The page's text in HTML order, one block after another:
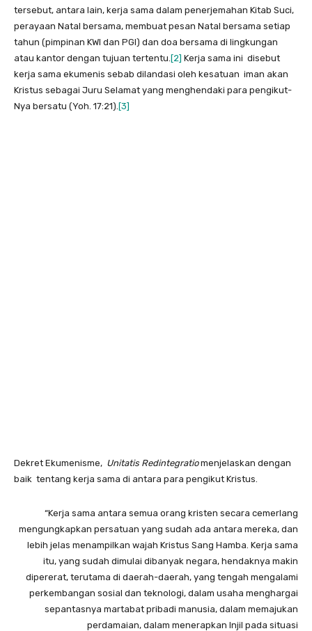
tersebut, antara lain, kerja sama dalam penerjemahan Kitab Suci,
perayaan Natal bersama, membuat pesan Natal bersama setiap
tahun (pimpinan KWI dan PGI) dan doa bersama di lingkungan
atau kantor dengan tujuan tertentu. [2] Kerja sama ini disebut
kerja sama ekumenis sebab dilandasi oleh kesatuan iman akan
Kristus sebagai Juru Selamat yang menghendaki para pengikut-
Nya bersatu (Yoh. 17:21). [3]
Dekret Ekumenisme, Unitatis Redintegratiomenjelaskan dengan
baik tentang kerja sama di antara para pengikut Kristus.
“Kerja sama antara semua orang kristen secara cemerlang
mengungkapkan persatuan yang sudah ada antara mereka, dan
lebih jelas menampilkan wajah Kristus Sang Hamba. Kerja sama
itu, yang sudah dimulai dibanyak negara, hendaknya makin
dipererat, terutama di daerah-daerah, yang tengah mengalami
perkembangan sosial dan teknologi, dalam usaha menghargai
sepantasnya martabat pribadi manusia, dalam memajukan
perdamaian, dalam menerapkan Injil pada situasi